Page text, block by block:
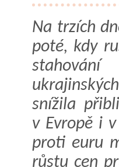
Na trzích
poté, kdy
snížila
v Evropě i
proti euru
růstu cen